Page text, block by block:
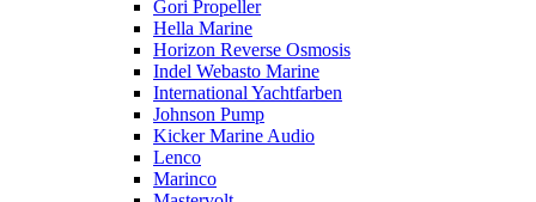
Gori Propeller
Hella Marine
Horizon Reverse Osmosis
Indel Webasto Marine
International Yachtfarben
Johnson Pump
Kicker Marine Audio
Lenco
Marinco